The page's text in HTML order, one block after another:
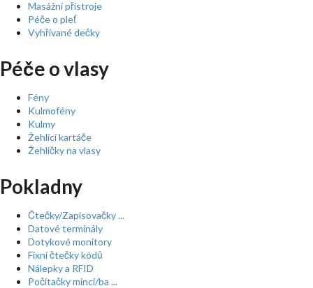
Masážní přístroje
Péče o pleť
Vyhřívané dečky
Péče o vlasy
Fény
Kulmofény
Kulmy
Žehlící kartáče
Žehličky na vlasy
Pokladny
Čtečky/Zapisovačky ...
Datové terminály
Dotykové monitory
Fixní čtečky kódů
Nálepky a RFID
Počítačky mincí/ba ...